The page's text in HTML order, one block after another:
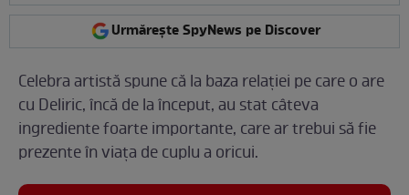
Urmărește SpyNews pe Discover
Celebra artistă spune că la baza relației pe care o are
cu Deliric, încă de la început, au stat câteva
ingrediente foarte importante, care ar trebui să fie
prezente în viața de cuplu a oricui.